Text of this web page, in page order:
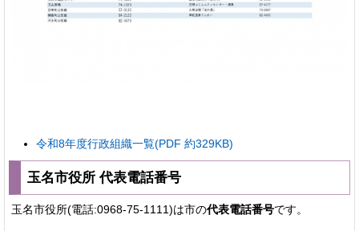
令和8年度行政組織一覧(PDF 約329KB)
玉名市役所 代表電話番号
玉名市役所(電話:0968-75-1111)は市の代表電話番号です。